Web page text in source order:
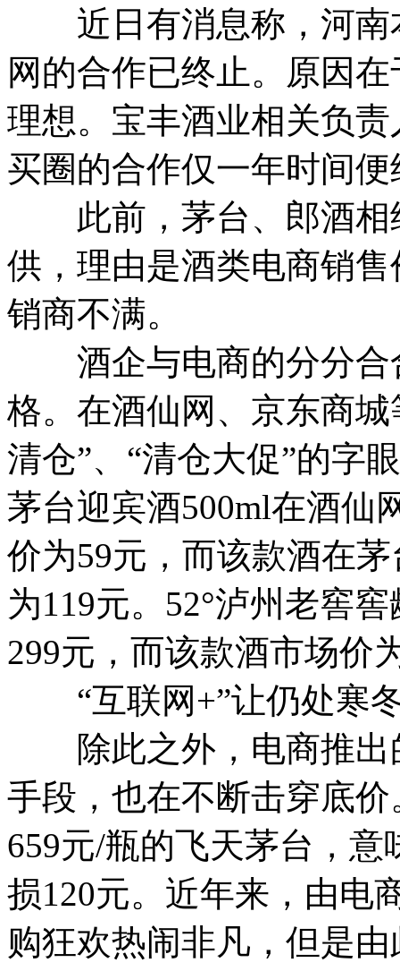
近日有消息称，河南
网的合作已终止。原因
理想。宝丰酒业相关负
买圈的合作仅一年时间便
此前，茅台、郎酒相
供，理由是酒类电商销
销商不满。
酒企与电商的分分合
格。在酒仙网、京东商
清仓”、“清仓大促”的字
茅台迎宾酒500ml在酒仙
价为59元，而该款酒在
为119元。52°泸州老窖
299元，而该款酒市场价
“互联网+”让仍处寒
除此之外，电商推出
手段，也在不断击穿底
659元/瓶的飞天茅台，
损120元。近年来，由电
购狂欢热闹非凡，但是